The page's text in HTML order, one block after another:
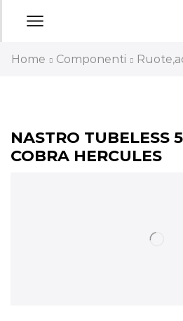
Home Componenti
NASTRO TUBELESS
COBRA HERCULES